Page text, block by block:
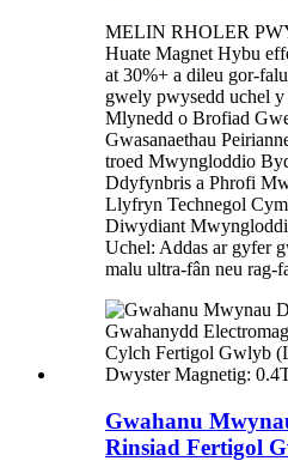
MELIN RHOLER
Huate Magnet Hybu
at 30%+ a dileu gor-
gwely pwysedd uchel y
Mlynedd o Brofiad
Gwasanaethau
troed Mwyngloddio
Ddyfynbris a Phrofi
Llyfryn Technegol
Diwydiant
Uchel: Addas ar gyfer
malu ultra-fân neu rag-
Gwahanu
Rinsiad Fertigol